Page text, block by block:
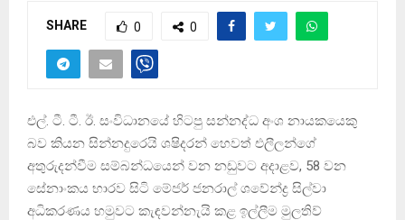
SHARE 0 0
එල්. ටී. ටී. ඊ. සංවිධානයේ හිටපු සන්නද්ධ අංශ නායකයෙකු
බව කියන සින්නදුරෙයි ශෂිදරන් හෙවත් එලීලන්ගේ
අතුරුදන්වීම සම්බන්ධයෙන් වන නඩුවට අදාළව, 58 වන
සේනාංකය භාරව සිටි මේජර් ජනරාල් ශවේන්ද්‍ර සිල්වා
අධිකරණය හමුවට කැඳවන්නැයි කළ ඉල්ලීම මුලතිව්